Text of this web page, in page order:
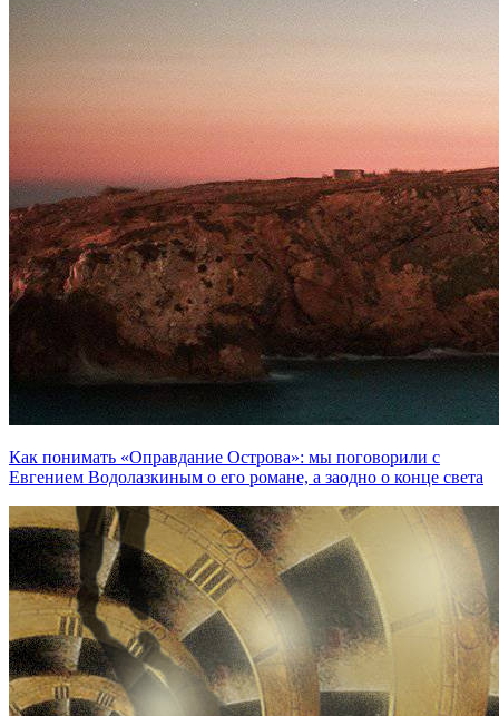
Как понимать «Оправдание Острова»: мы поговорили с
Евгением Водолазкиным о его романе, а заодно о конце света